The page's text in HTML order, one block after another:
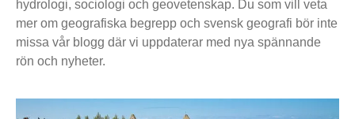
hydrologi, sociologi och geovetenskap. Du som vill veta
mer om geografiska begrepp och svensk geografi bör inte
missa vår blogg där vi uppdaterar med nya spännande
rön och nyheter.